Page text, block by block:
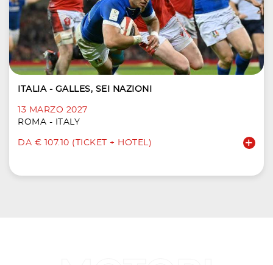
ITALIA - GALLES, SEI NAZIONI
13 MARZO 2027
ROMA - ITALY
DA € 107.10 (TICKET + HOTEL)